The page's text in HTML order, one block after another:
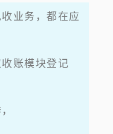
业务，都在应
账模块登记